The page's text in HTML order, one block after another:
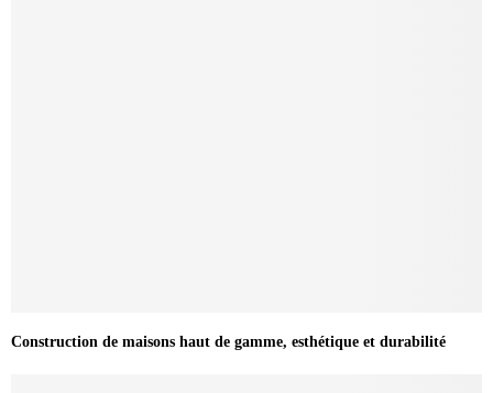
Construction de maisons haut de gamme, esthétique et durabilité